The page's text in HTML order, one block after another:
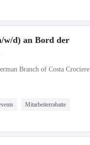
w/d) an Bord der
Branch of Costa Crociere
Mitarbeiterrabatte